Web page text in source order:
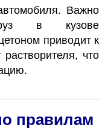
Важно
в кузове
приводит к
что
правилам